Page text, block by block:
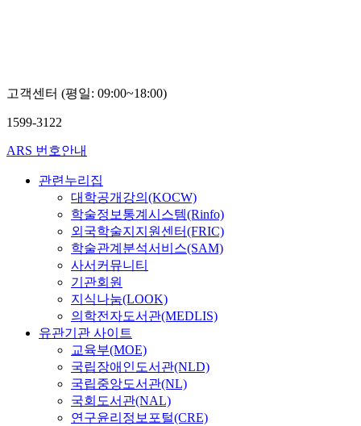
고객센터 (평일: 09:00~18:00)
1599-3122
ARS 번호안내
관련누리집
대학공개강의(KOCW)
학술정보통계시스템(Rinfo)
외국학술지지원센터(FRIC)
학술관계분석서비스(SAM)
사서커뮤니티
기관회원
지식나눔(LOOK)
의학전자도서관(MEDLIS)
유관기관 사이트
교육부(MOE)
국립장애인도서관(NLD)
국립중앙도서관(NL)
국회도서관(NAL)
연구윤리정보포털(CRE)